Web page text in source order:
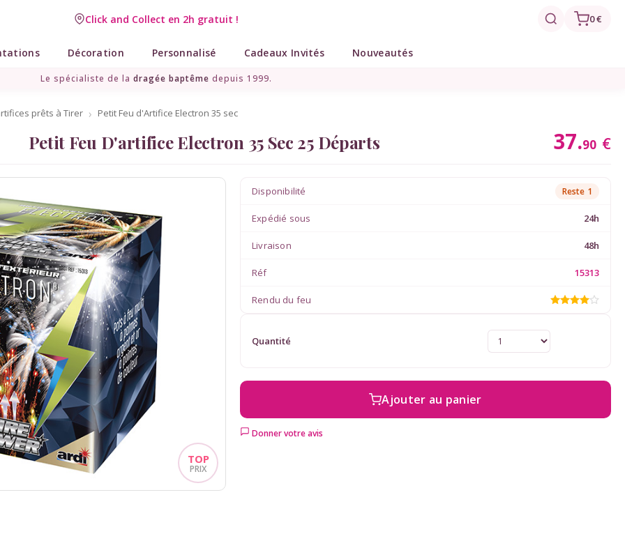
Click and Collect en 2h gratuit ! 0 €
Décoration Personnalisé Cadeaux Invités Nouveautés
Le spécialiste de la dragée baptême depuis 1999.
prêts à Tirer Petit Feu d'Artifice Electron 35 sec
Petit Feu D'artifice Electron 35 Sec 25 Départs 37.90 €
Disponibilité Reste 1
Expédié sous 24h
Livraison 48h
Réf 15313
Rendu du feu
Quantité
Ajouter au panier
Donner votre avis